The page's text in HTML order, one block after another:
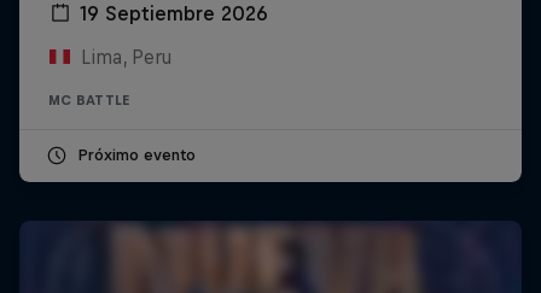
19 Septiembre 2026
Lima, Peru
MC BATTLE
Próximo evento